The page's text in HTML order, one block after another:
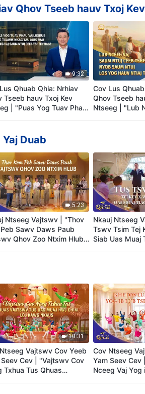
Qhov Tseeb hauv Txoj
9:32
Qhuab Qhia: Nrhiav
Tseeb hauv Txoj Kev
| "Puas Yog Tuav Phau
Ntuj Ceeb Tsheej Tiag?"
Cov Lus
Qhov Tseeb
Ntseeg | "Lub
Duab
5:23
Ntseeg Vajtswv | "Thov
Peb Sawv Daws Paub
Qhov Zoo Ntxim Hlub"
Nkauj Ntseeg
Tswv Tsim Tej
Siab Uas Muaj
10:31
Vajtswv Cov Yeeb
Seev Cev | "Vajtswv Cov
Txhua Tus Qhuas
Cov Ntseeg
Yam Seev Cev
Nceeg Vaj Yog